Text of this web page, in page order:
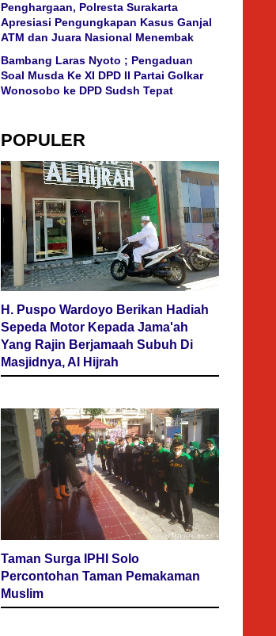
Penghargaan, Polresta Surakarta
Apresiasi Pengungkapan Kasus Ganjal
ATM dan Juara Nasional Menembak
Bambang Laras Nyoto ; Pengaduan
Soal Musda Ke XI DPD II Partai Golkar
Wonosobo ke DPD Sudsh Tepat
POPULER
H. Puspo Wardoyo Berikan Hadiah
Sepeda Motor Kepada Jama'ah
Yang Rajin Berjamaah Subuh Di
Masjidnya, Al Hijrah
Taman Surga IPHI Solo
Percontohan Taman Pemakaman
Muslim